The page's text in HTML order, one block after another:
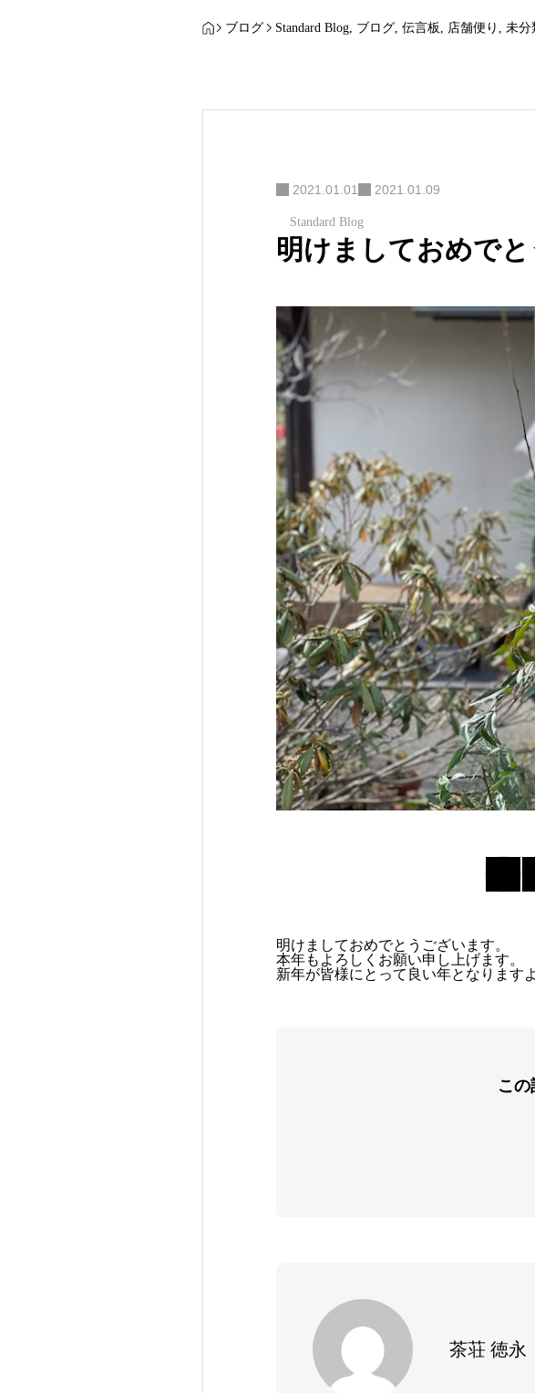
ブログ Standard Blog, ブログ, 伝言板 店舗便り 未分
2021.01.01 2021.01.09
Standard Blog
明けましておめでと
明けましておめでとうございます。
本年もよろしくお願い申し上げます。
新年が皆様にとって良い年となります
こ
茶荘 徳永